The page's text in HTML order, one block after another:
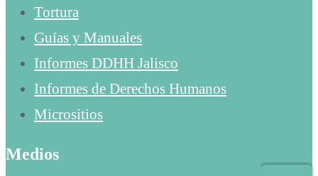
Tortura
Guías y Manuales
Informes DDHH Jalisco
Informes de Derechos Humanos
Micrositios
Medios